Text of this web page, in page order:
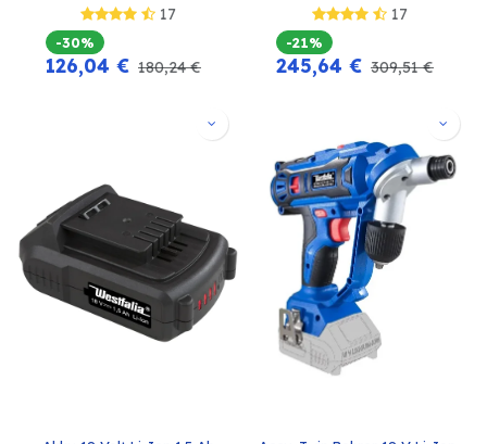
17
-30%
126,04 € 180,24€
17
-21%
245,64 € 309,51€